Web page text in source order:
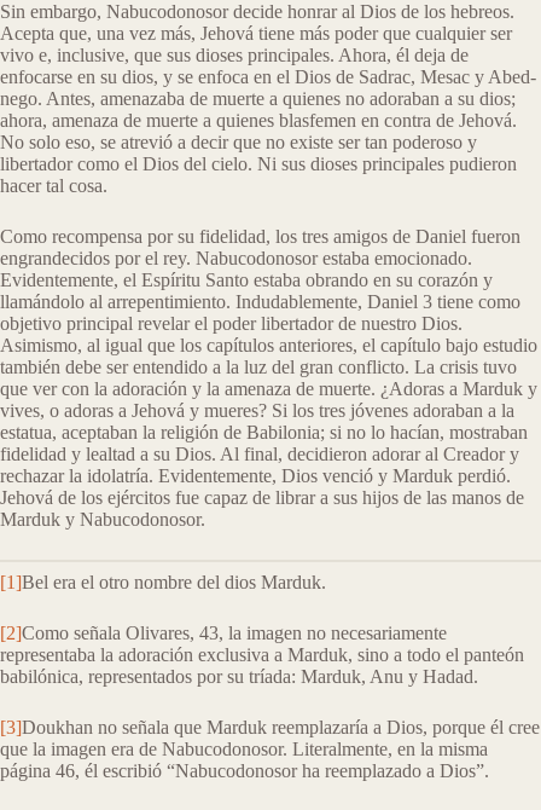
Sin embargo, Nabucodonosor decide honrar al Dios de los hebreos.
Acepta que, una vez más, Jehová tiene más poder que cualquier ser
vivo e, inclusive, que sus dioses principales. Ahora, él deja de
enfocarse en su dios, y se enfoca en el Dios de Sadrac, Mesac y Abed-
nego. Antes, amenazaba de muerte a quienes no adoraban a su dios;
ahora, amenaza de muerte a quienes blasfemen en contra de Jehová.
No solo eso, se atrevió a decir que no existe ser tan poderoso y
libertador como el Dios del cielo. Ni sus dioses principales pudieron
hacer tal cosa.
Como recompensa por su fidelidad, los tres amigos de Daniel fueron
engrandecidos por el rey. Nabucodonosor estaba emocionado.
Evidentemente, el Espíritu Santo estaba obrando en su corazón y
llamándolo al arrepentimiento. Indudablemente, Daniel 3 tiene como
objetivo principal revelar el poder libertador de nuestro Dios.
Asimismo, al igual que los capítulos anteriores, el capítulo bajo estudio
también debe ser entendido a la luz del gran conflicto. La crisis tuvo
que ver con la adoración y la amenaza de muerte. ¿Adoras a Marduk y
vives, o adoras a Jehová y mueres? Si los tres jóvenes adoraban a la
estatua, aceptaban la religión de Babilonia; si no lo hacían, mostraban
fidelidad y lealtad a su Dios. Al final, decidieron adorar al Creador y
rechazar la idolatría. Evidentemente, Dios venció y Marduk perdió.
Jehová de los ejércitos fue capaz de librar a sus hijos de las manos de
Marduk y Nabucodonosor.
[1]Bel era el otro nombre del dios Marduk.
[2]Como señala Olivares, 43, la imagen no necesariamente
representaba la adoración exclusiva a Marduk, sino a todo el panteón
babilónica, representados por su tríada: Marduk, Anu y Hadad.
[3]Doukhan no señala que Marduk reemplazaría a Dios, porque él cree
que la imagen era de Nabucodonosor. Literalmente, en la misma
página 46, él escribió “Nabucodonosor ha reemplazado a Dios”.